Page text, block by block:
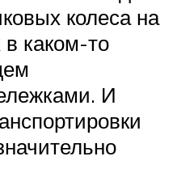
колеса на
в каком-то
И